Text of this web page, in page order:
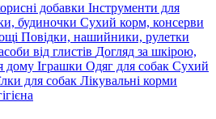
добавки Інструменти для
будиночки Сухий корм, консерви
Повідки, нашийники, рулетки
від глистів Догляд за шкірою,
дому Іграшки Одяг для собак Сухий
для собак Лікувальні корми